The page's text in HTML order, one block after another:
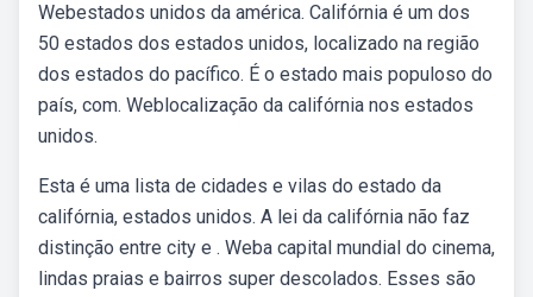
Webestados unidos da américa. Califórnia é um dos
50 estados dos estados unidos, localizado na região
dos estados do pacífico. É o estado mais populoso do
país, com. Weblocalização da califórnia nos estados
unidos.
Esta é uma lista de cidades e vilas do estado da
califórnia, estados unidos. A lei da califórnia não faz
distinção entre city e . Weba capital mundial do cinema,
lindas praias e bairros super descolados. Esses são